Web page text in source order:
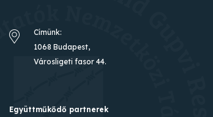
Címünk:
1068 Budapest,
Városligeti fasor 44.
Együttműkődő partnerek